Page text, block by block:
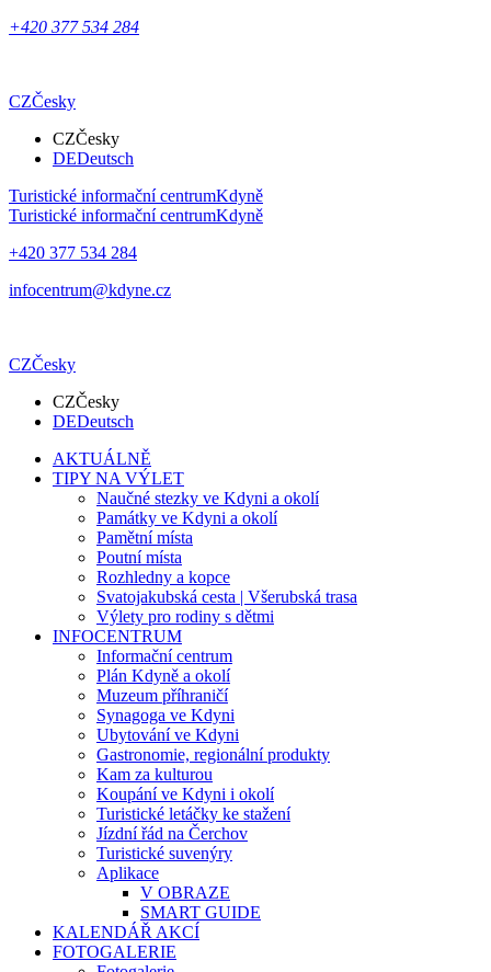
+420 377 534 284
CZČesky
CZČesky
DEDeutsch
Turistické informační centrumKdyně
Turistické informační centrumKdyně
+420 377 534 284
infocentrum@kdyne.cz
CZČesky
CZČesky
DEDeutsch
AKTUÁLNĚ
TIPY NA VÝLET
Naučné stezky ve Kdyni a okolí
Památky ve Kdyni a okolí
Pamětní místa
Poutní místa
Rozhledny a kopce
Svatojakubská cesta | Všerubská trasa
Výlety pro rodiny s dětmi
INFOCENTRUM
Informační centrum
Plán Kdyně a okolí
Muzeum příhraničí
Synagoga ve Kdyni
Ubytování ve Kdyni
Gastronomie, regionální produkty
Kam za kulturou
Koupání ve Kdyni i okolí
Turistické letáčky ke stažení
Jízdní řád na Čerchov
Turistické suvenýry
Aplikace
V OBRAZE
SMART GUIDE
KALENDÁŘ AKCÍ
FOTOGALERIE